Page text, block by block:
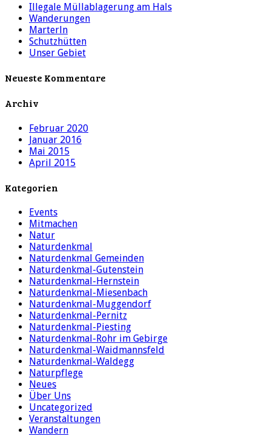
Illegale Müllablagerung am Hals
Wanderungen
Marterln
Schutzhütten
Unser Gebiet
Neueste Kommentare
Archiv
Februar 2020
Januar 2016
Mai 2015
April 2015
Kategorien
Events
Mitmachen
Natur
Naturdenkmal
Naturdenkmal Gemeinden
Naturdenkmal-Gutenstein
Naturdenkmal-Hernstein
Naturdenkmal-Miesenbach
Naturdenkmal-Muggendorf
Naturdenkmal-Pernitz
Naturdenkmal-Piesting
Naturdenkmal-Rohr im Gebirge
Naturdenkmal-Waidmannsfeld
Naturdenkmal-Waldegg
Naturpflege
Neues
Über Uns
Uncategorized
Veranstaltungen
Wandern